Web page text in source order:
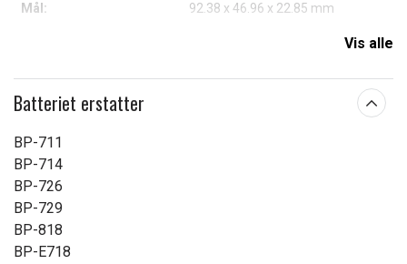
Mål: 92.38 x 46.96 x 22.85 mm
Vis alle
Batteriet erstatter
BP-711
BP-714
BP-726
BP-729
BP-818
BP-E718